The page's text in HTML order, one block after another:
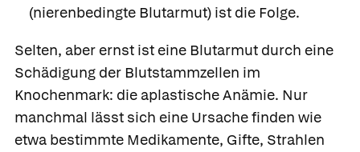
(nierenbedingte Blutarmut) ist die Folge.
Selten, aber ernst ist eine Blutarmut durch eine
Schädigung der Blutstammzellen im
Knochenmark: die aplastische Anämie. Nur
manchmal lässt sich eine Ursache finden wie
etwa bestimmte Medikamente, Gifte, Strahlen